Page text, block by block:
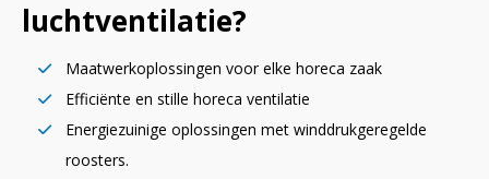
luchtventilatie?
Maatwerkoplossingen voor elke horeca zaak
Efficiënte en stille horeca ventilatie
Energiezuinige oplossingen met winddrukgeregelde
roosters.